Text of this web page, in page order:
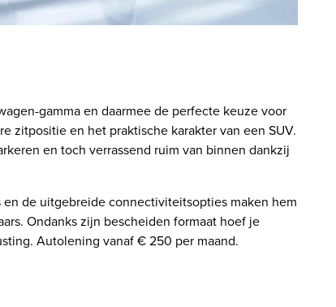
gamma en daarmee de perfecte keuze voor
zitpositie en het praktische karakter van een SUV.
en toch verrassend ruim van binnen dankzij
de uitgebreide connectiviteitsopties maken hem
Ondanks zijn bescheiden formaat hoef je
Autolening vanaf € 250 per maand.